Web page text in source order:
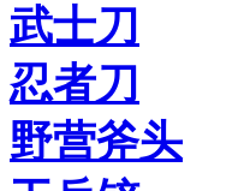
武士刀
忍者刀
野营斧头